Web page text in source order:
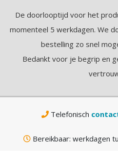
Telefonisch
Bereikbaar: werkdagen
De doorlooptijd voor het
momenteel 5 werkdagen. We
bestelling zo snel
Bedankt voor je begrip en